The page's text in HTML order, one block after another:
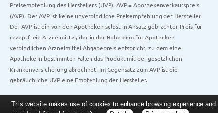
Preisempfehlung des Herstellers (UVP). AVP = Apothekenverkaufspreis
(AVP). Der AVP ist keine unverbindliche Preisempfehlung der Hersteller.
Der AVP ist ein von den Apotheken selbst in Ansatz gebrachter Preis für
rezeptfreie Arzneimittel, der in der Höhe dem für Apotheken
verbindlichen Arzneimittel Abgabepreis entspricht, zu dem eine
Apotheke in bestimmten Fällen das Produkt mit der gesetzlichen
Krankenversicherung abrechnet. Im Gegensatz zum AVP ist die
gebräuchliche UVP eine Empfehlung der Hersteller.
This website makes use of cookies to enhance browsing experience and